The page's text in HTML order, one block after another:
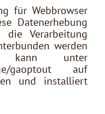
für Webbrowser
Datenerhebung
Verarbeitung
werden
kann unter
gaoptout auf
und installiert